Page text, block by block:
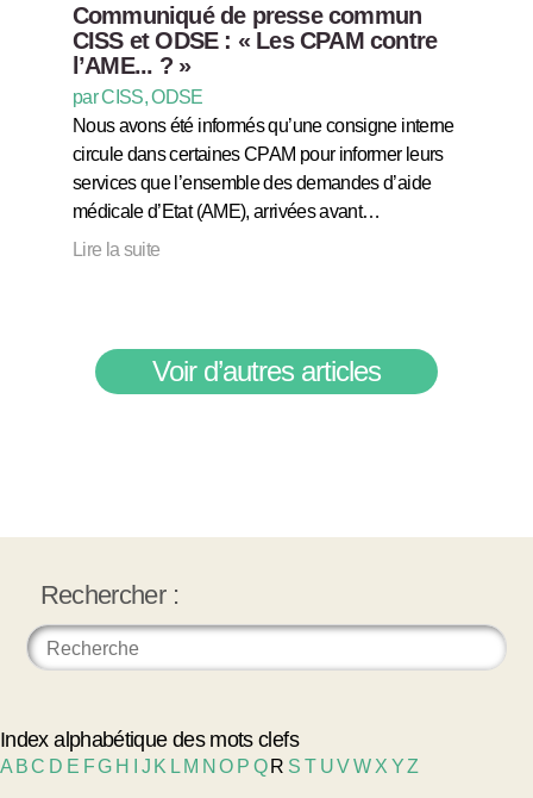
Communiqué de presse commun
CISS et ODSE : « Les CPAM contre
l’AME... ? »
par CISS, ODSE
Nous avons été informés qu’une consigne interne
circule dans certaines CPAM pour informer leurs
services que l’ensemble des demandes d’aide
médicale d’Etat (AME), arrivées avant…
Lire la suite
Voir d’autres articles
Rechercher :
Index alphabétique des mots clefs
A BC D E FG H J K L M NO P Q R S T UVW X YZ